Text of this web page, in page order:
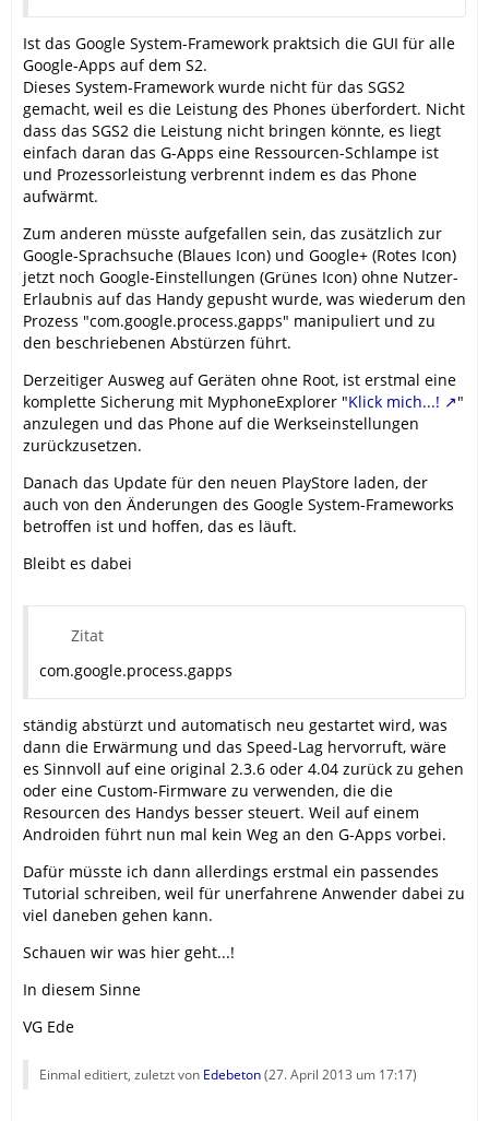
Ist das Google System-Framework praktsich die GUI für alle
Google-Apps auf dem S2.
Dieses System-Framework wurde nicht für das SGS2
gemacht, weil es die Leistung des Phones überfordert. Nicht
dass das SGS2 die Leistung nicht bringen könnte, es liegt
einfach daran das G-Apps eine Ressourcen-Schlampe ist
und Prozessorleistung verbrennt indem es das Phone
aufwärmt.
Zum anderen müsste aufgefallen sein, das zusätzlich zur
Google-Sprachsuche (Blaues Icon) und Google+ (Rotes Icon)
jetzt noch Google-Einstellungen (Grünes Icon) ohne Nutzer-
Erlaubnis auf das Handy gepusht wurde, was wiederum den
Prozess "com.google.process.gapps" manipuliert und zu
den beschriebenen Abstürzen führt.
Derzeitiger Ausweg auf Geräten ohne Root, ist erstmal eine
komplette Sicherung mit MyphoneExplorer "Klick mich...!
"
anzulegen und das Phone auf die Werkseinstellungen
zurückzusetzen.
Danach das Update für den neuen PlayStore laden, der
auch von den Änderungen des Google System-Frameworks
betroffen ist und hoffen, das es läuft.
Bleibt es dabei
Zitat
com.google.process.gapps
ständig abstürzt und automatisch neu gestartet wird, was
dann die Erwärmung und das Speed-Lag hervorruft, wäre
es Sinnvoll auf eine original 2.3.6 oder 4.04 zurück zu gehen
oder eine Custom-Firmware zu verwenden, die die
Resourcen des Handys besser steuert. Weil auf einem
Androiden führt nun mal kein Weg an den G-Apps vorbei.
Dafür müsste ich dann allerdings erstmal ein passendes
Tutorial schreiben, weil für unerfahrene Anwender dabei zu
viel daneben gehen kann.
Schauen wir was hier geht...!
In diesem Sinne
VG Ede
Einmal editiert, zuletzt von Edebeton(27. April 2013 um 17:17)